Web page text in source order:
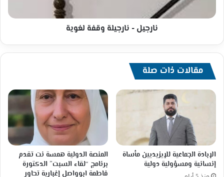
نارجيل - نارجيلة وقفة لغوية
مقالات ذات صلة
الإبادة الجماعية للإيزيديين مأساة
إنسانية ومسؤولية دولية
المنصة الدولية همسة نت تقدم
برنامج “لقاء السبت” الدكتورة
فاطمة ابوواصل إغبارية تحاور